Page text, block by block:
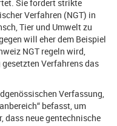
Sie fordert strikte
Verfahren (NGT) in
Tier und Umwelt zu
will eher dem Beispiel
NGT regeln wird,
Verfahrens das
Verfassung,
befasst, um
dass neue gentechnische